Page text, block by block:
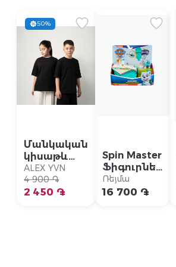
50%
Մանկական
կիսաթև
շապիկ
ALEX YVN
4 900 ֏
2 450 ֏
Spin Master
Ֆիգուրներ
Paw Patrol
«Everest
Ռեյմա
16 700 ֏